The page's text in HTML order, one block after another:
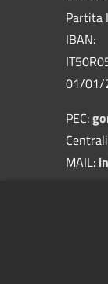
Partita
IBAN:
01/01/
PEC:
MAIL: